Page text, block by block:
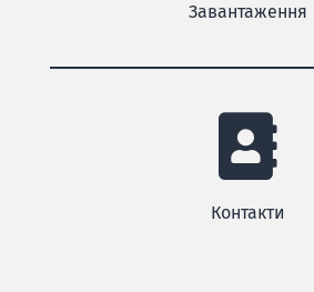
Завантаження
Контакти